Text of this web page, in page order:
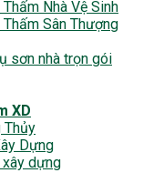
Thấm Nhà Vệ Sinh
Thấm Sân Thượng
sơn nhà trọn gói
XD
Thủy
Dựng
dựng